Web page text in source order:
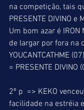
na competição, tais
PRESENTE DIVINO e
Um bom azar é IRON
de largar por fora na
YOUCANTCATHME
= PRESENTE DIVINO
2º p  => KEKO
facilidade na estréia